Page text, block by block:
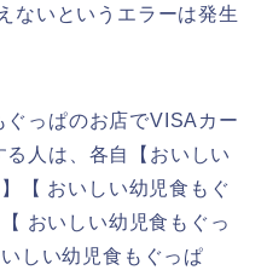
ないというエラーは発生
っぱのお店でVISAカー
る人は、各自【おいしい
【 おいしい幼児食もぐ
おいしい幼児食もぐっ
しい幼児食もぐっぱ